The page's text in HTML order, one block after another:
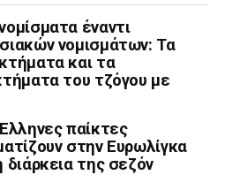
έναντι
νομισμάτων: Τα
και τα
του τζόγου με
παίκτες
στην Ευρωλίγκα
διάρκεια της σεζόν